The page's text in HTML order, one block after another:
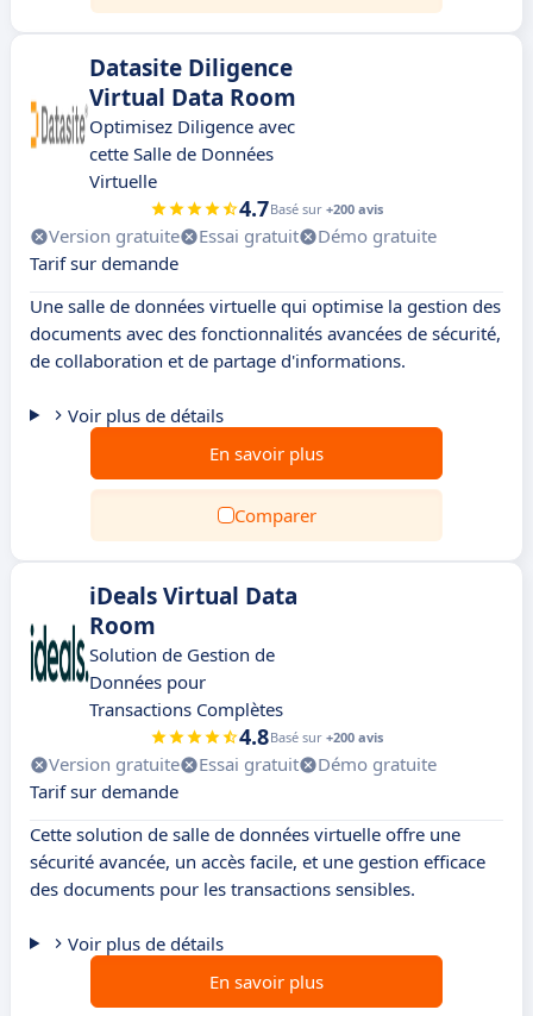
Datasite Diligence
Virtual Data Room
Optimisez Diligence avec
cette Salle de Données
Virtuelle
4.7Basé sur +200 avis
Version gratuite Essai gratuit
Démo gratuite
Tarif sur demande
Une salle de données virtuelle qui optimise la gestion des
documents avec des fonctionnalités avancées de sécurité,
de collaboration et de partage d'informations.
Voir plus de détails
En savoir plus
Comparer
iDeals Virtual Data
Room
Solution de Gestion de
Données pour
Transactions Complètes
4.8Basé sur +200 avis
Version gratuite Essai gratuit
Démo gratuite
Tarif sur demande
Cette solution de salle de données virtuelle offre une
sécurité avancée, un accès facile, et une gestion efficace
des documents pour les transactions sensibles.
Voir plus de détails
En savoir plus